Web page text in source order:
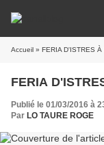
Accueil » FERIA D'ISTRES
FERIA
Publié le 01/03/2016 à
Par LO TAURE ROGE